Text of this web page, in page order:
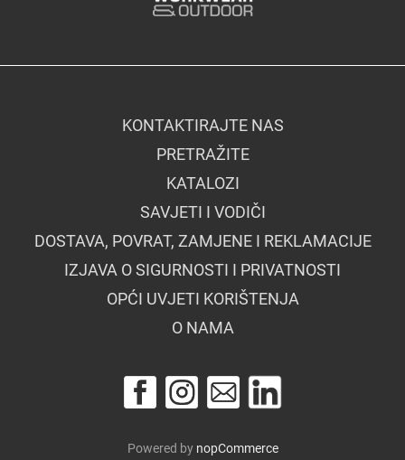
KONTAKTIRAJTE NAS
PRETRAŽITE
KATALOZI
SAVJETI I VODIČI
DOSTAVA, POVRAT, ZAMJENE I REKLAMACIJE
IZJAVA O SIGURNOSTI I PRIVATNOSTI
OPĆI UVJETI KORIŠTENJA
O NAMA
Powered by nopCommerce